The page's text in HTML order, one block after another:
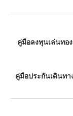
คู่มือลงทุนเล่นทอ
คู่มือประกันเดินทา